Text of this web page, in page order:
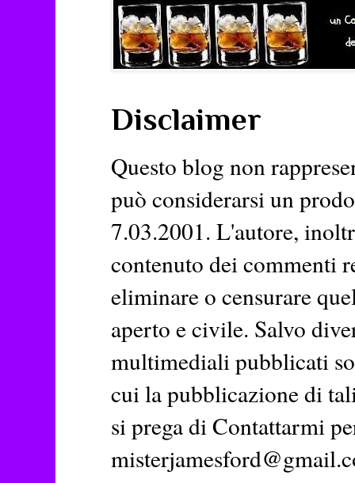
Disclaimer
Questo blog non
può considerarsi un
7.03.2001. L'autore,
contenuto dei commenti
eliminare o censurare
aperto e civile. Salvo
multimediali pubblicati
cui la pubblicazione di
si prega di Contattarmi